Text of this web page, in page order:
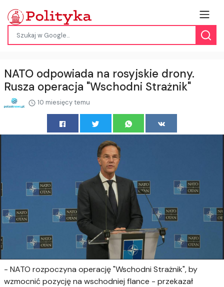
NATO odpowiada na rosyjskie drony.
Rusza operacja "Wschodni Strażnik"
10 miesięcy temu
- NATO rozpoczyna operację "Wschodni Strażnik", by
wzmocnić pozycję na wschodniej flance - przekazał